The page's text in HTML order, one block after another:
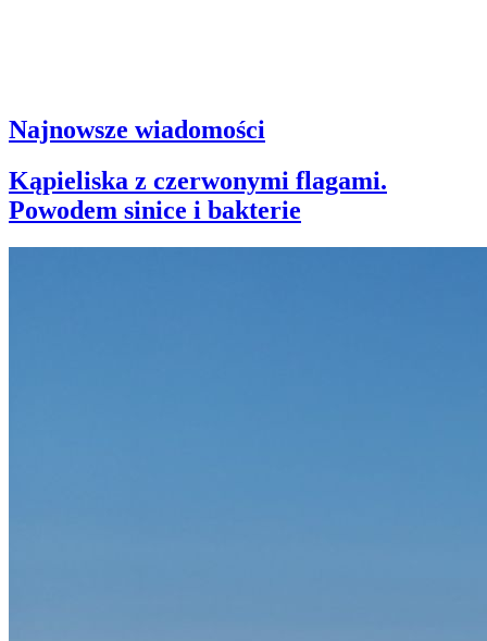
Najnowsze wiadomości
Kąpieliska z czerwonymi flagami.
Powodem sinice i bakterie